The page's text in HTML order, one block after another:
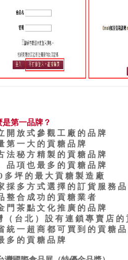
第一品牌？
開 放 式 參 觀 工 廠 的 品 牌
第 一 大 的 貢 糖 品 牌
法 秘 方 精 製 的 貢 糖 品 牌
品 項 也 最 多 的 貢 糖 品 牌
多 坪 的 最 大 貢 糖 製 造 廠
採 多 方 式 選 擇 的 訂 貨 服 務 品
整 合 成 功 的 貢 糖 業 者
門 茶 點 文 化 推 廣 的 品 牌
（ 台 北 ） 設 有 連 鎖 專 賣 店 的
統 一 超 商 都 可 買 到 的 貢 糖 品
多 的 貢 糖 品 牌